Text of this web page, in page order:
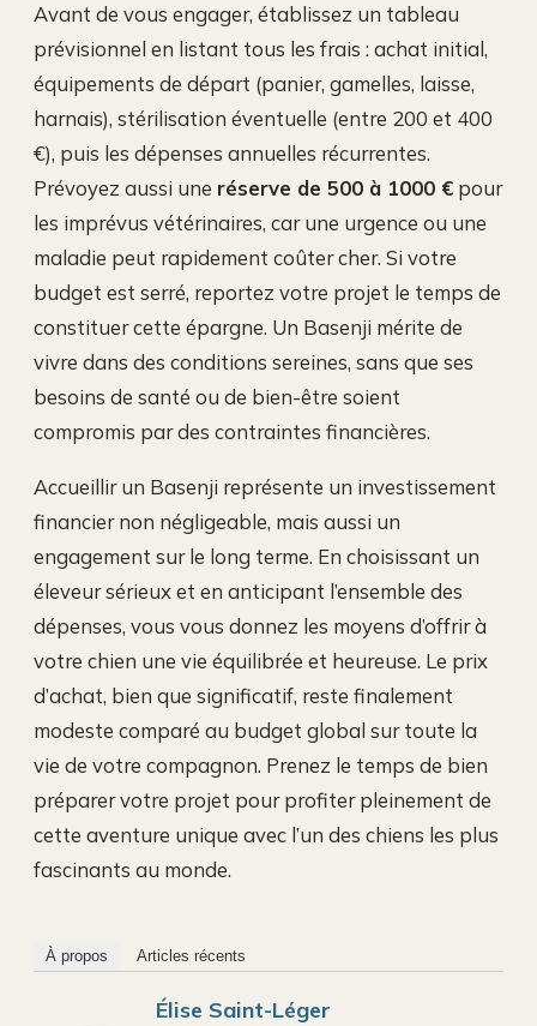
Avant de vous engager, établissez un tableau
prévisionnel en listant tous les frais : achat initial,
équipements de départ (panier, gamelles, laisse,
harnais), stérilisation éventuelle (entre 200 et 400
€), puis les dépenses annuelles récurrentes.
Prévoyez aussi une réserve de 500 à 1000 € pour
les imprévus vétérinaires, car une urgence ou une
maladie peut rapidement coûter cher. Si votre
budget est serré, reportez votre projet le temps de
constituer cette épargne. Un Basenji mérite de
vivre dans des conditions sereines, sans que ses
besoins de santé ou de bien-être soient
compromis par des contraintes financières.
Accueillir un Basenji représente un investissement
financier non négligeable, mais aussi un
engagement sur le long terme. En choisissant un
éleveur sérieux et en anticipant l’ensemble des
dépenses, vous vous donnez les moyens d’offrir à
votre chien une vie équilibrée et heureuse. Le prix
d’achat, bien que significatif, reste finalement
modeste comparé au budget global sur toute la
vie de votre compagnon. Prenez le temps de bien
préparer votre projet pour profiter pleinement de
cette aventure unique avec l’un des chiens les plus
fascinants au monde.
À propos Articles récents
Élise Saint-Léger